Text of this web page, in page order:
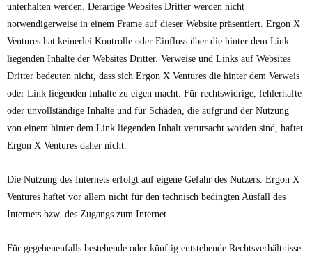
unterhalten werden. Derartige Websites Dritter werden nicht
notwendigerweise in einem Frame auf dieser Website präsentiert. Ergon X
Ventures hat keinerlei Kontrolle oder Einfluss über die hinter dem Link
liegenden Inhalte der Websites Dritter. Verweise und Links auf Websites
Dritter bedeuten nicht, dass sich Ergon X Ventures die hinter dem Verweis
oder Link liegenden Inhalte zu eigen macht. Für rechtswidrige, fehlerhafte
oder unvollständige Inhalte und für Schäden, die aufgrund der Nutzung
von einem hinter dem Link liegenden Inhalt verursacht worden sind, haftet
Ergon X Ventures daher nicht.
Die Nutzung des Internets erfolgt auf eigene Gefahr des Nutzers. Ergon X
Ventures haftet vor allem nicht für den technisch bedingten Ausfall des
Internets bzw. des Zugangs zum Internet.
Für gegebenenfalls bestehende oder künftig entstehende Rechtsverhältnisse